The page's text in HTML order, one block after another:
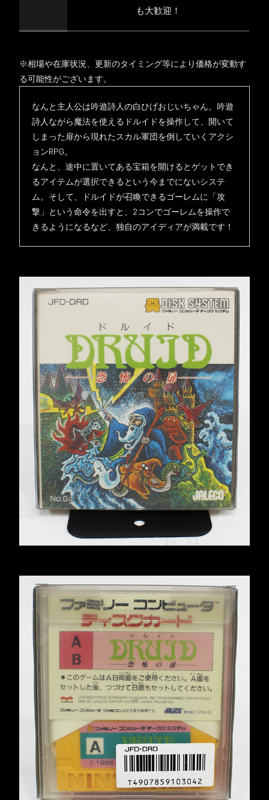
も大歓迎！
※相場や在庫状況、更新のタイミング等により価格が変動す
る可能性がございます。
なんと主人公は吟遊詩人の白ひげおじいちゃん。吟遊
詩人ながら魔法を使えるドルイドを操作して、開いて
しまった扉から現れたスカル軍団を倒していくアクシ
ョンRPG。
なんと、途中に置いてある宝箱を開けるとゲットでき
るアイテムが選択できるという今までにないシステ
ム。そして、ドルイドが召喚できるゴーレムに「攻
撃」という命令を出すと、2コンでゴーレムを操作で
きるようになるなど、独自のアイディアが満載です！